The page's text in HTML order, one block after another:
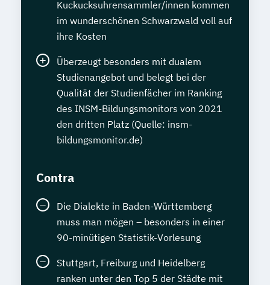
Kuckucksuhrensammler/innen kommen
im wunderschönen Schwarzwald voll auf
ihre Kosten
Überzeugt besonders mit dualem
Studienangebot und belegt bei der
Qualität der Studienfächer im Ranking
des INSM-Bildungsmonitors von 2021
den dritten Platz (Quelle: insm-
bildungsmonitor.de)
Contra
Die Dialekte in Baden-Württemberg
muss man mögen – besonders in einer
90-minütigen Statistik-Vorlesung
Stuttgart, Freiburg und Heidelberg
ranken unter den Top 5 der Städte mit